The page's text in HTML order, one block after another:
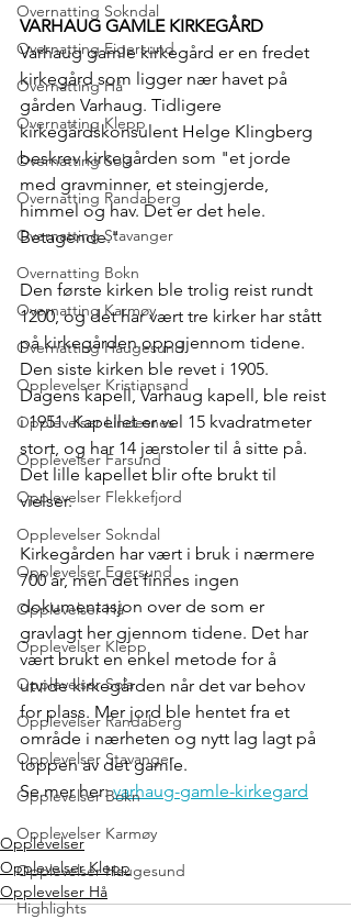
Overnatting Sokndal
Overnatting Eigersund
Overnatting Hå
Overnatting Klepp
Overnatting Sola
Overnatting Randaberg
Overnatting Stavanger
Overnatting Bokn
Overnatting Karmøy
Overnatting Haugesund
Opplevelser Kristiansand
Opplevelser Lindesnes
Opplevelser Farsund
Opplevelser Flekkefjord
Opplevelser Sokndal
Opplevelser Egersund
Opplevelser Hå
Opplevelser Klepp
Opplevelser Sola
Opplevelser Randaberg
Opplevelser Stavanger
Opplevelser Bokn
Opplevelser Karmøy
Opplevelser Haugesund
Highlights
VARHAUG GAMLE KIRKEGÅRD
Varhaug gamle kirkegård er en fredet
kirkegård som ligger nær havet på
gården Varhaug. Tidligere
kirkegårdskonsulent Helge Klingberg
beskrev kirkegården som "et jorde
med gravminner, et steingjerde,
himmel og hav. Det er det hele.
Betagende."
Den første kirken ble trolig reist rundt
1200, og det har vært tre kirker har stått
på kirkegården oppgjennom tidene.
Den siste kirken ble revet i 1905.
Dagens kapell, Varhaug kapell, ble reist
i 1951. Kapellet er vel 15 kvadratmeter
stort, og har 14 jærstoler til å sitte på.
Det lille kapellet blir ofte brukt til
vielser.
Kirkegården har vært i bruk i nærmere
700 år, men det finnes ingen
dokumentasjon over de som er
gravlagt her gjennom tidene. Det har
vært brukt en enkel metode for å
utvide kirkegården når det var behov
for plass. Mer jord ble hentet fra et
område i nærheten og nytt lag lagt på
toppen av det gamle.
Se mer her: varhaug-gamle-kirkegard
Opplevelser
Opplevelser Klepp
Opplevelser Hå